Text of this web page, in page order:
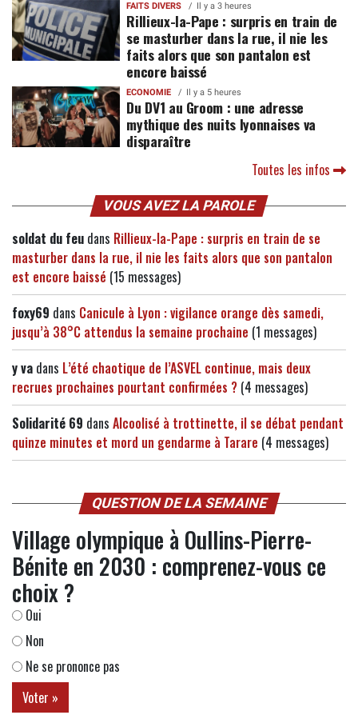
FAITS DIVERS Il y a 3 heures
Rillieux-la-Pape : surpris en train de
se masturber dans la rue, il nie les
faits alors que son pantalon est
encore baissé
ECONOMIE Il y a 5 heures
Du DV1 au Groom : une adresse
mythique des nuits lyonnaises va
disparaître
Toutes les infos
VOUS AVEZ LA PAROLE
soldat du feu dans Rillieux-la-Pape : surpris en train de se
masturber dans la rue, il nie les faits alors que son pantalon
est encore baissé (15 messages)
foxy69 dans Canicule à Lyon : vigilance orange dès samedi,
jusqu’à 38°C attendus la semaine prochaine (1 messages)
y va dans L’été chaotique de l’ASVEL continue, mais deux
recrues prochaines pourtant confirmées ? (4 messages)
Solidarité 69 dans Alcoolisé à trottinette, il se débat pendant
quinze minutes et mord un gendarme à Tarare (4 messages)
QUESTION DE LA SEMAINE
Village olympique à Oullins-Pierre-
Bénite en 2030 : comprenez-vous ce
choix ?
Oui
Non
Ne se prononce pas